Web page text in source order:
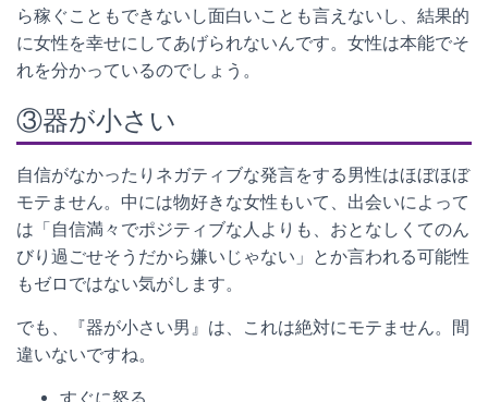
ら稼ぐこともできないし面白いことも言えないし、結果的
に女性を幸せにしてあげられないんです。女性は本能でそ
れを分かっているのでしょう。
③器が小さい
自信がなかったりネガティブな発言をする男性はほぼほぼ
モテません。中には物好きな女性もいて、出会いによって
は「自信満々でポジティブな人よりも、おとなしくてのん
びり過ごせそうだから嫌いじゃない」とか言われる可能性
もゼロではない気がします。
でも、『器が小さい男』は、これは絶対にモテません。間
違いないですね。